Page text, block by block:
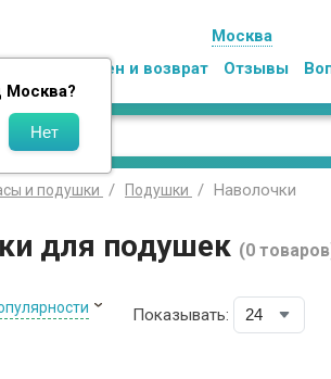
Москва
Москва?
Обмен и возврат Отзывы
и подушки Подушки Наволочки
для подушек (0
Показывать: